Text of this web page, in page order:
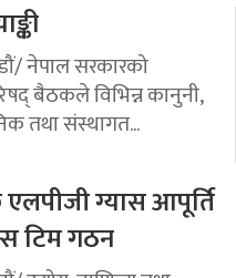
नेपाल सरकारको
बैठकले विभिन्न कानुनी,
तथा संस्थागत...
एलपीजी ग्यास आपूर्ति
टिम गठन